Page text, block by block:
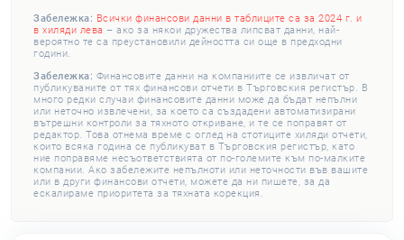
Забележка: Всички финансови данни в таблиците са за 2024 г. и
в хиляди лева – ако за някои дружества липсват данни, най-
вероятно те са преустановили дейността си още в предходни
години.
Забележка: Финансовите данни на компаниите се извличат от
публикуваните от тях финансови отчети в Търговския регистър. В
много редки случаи финансовите данни може да бъдат непълни
или неточно извлечени, за което са създадени автоматизирани
вътрешни контроли за тяхното откриване, и те се поправят от
редактор. Това отнема време с оглед на стотиците хиляди отчети,
които всяка година се публикуват в Търговския регистър, като
ние поправяме несъответствията от по-големите към по-малките
компании. Ако забележите непълноти или неточности във вашите
или в други финансови отчети, можете да ни пишете, за да
ескалираме приоритета за тяхната корекция.